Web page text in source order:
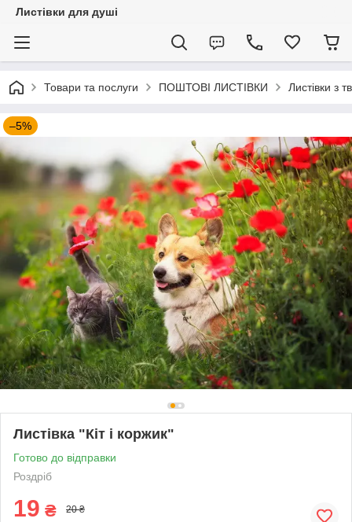
Листівки для душі
Товари та послуги ПОШТОВІ ЛИСТІВКИ Листівки з
–5%
Листівка "Кіт і коржик"
Готово до відправки
Роздріб
19 ₴ 20 ₴